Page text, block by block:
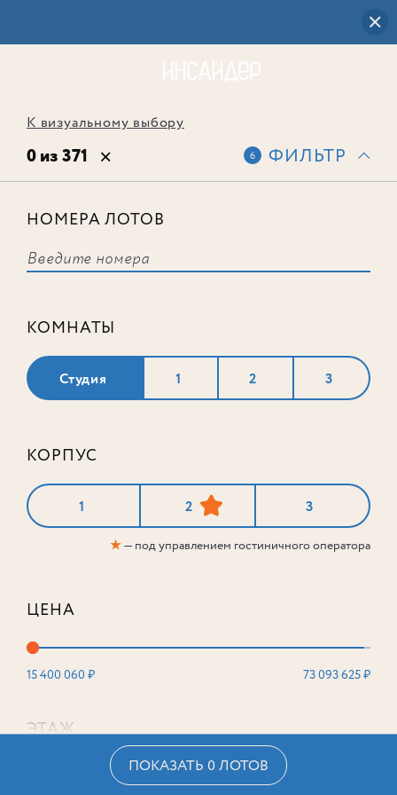
К визуальному выбору
0 из 371 6 ФИЛЬТР
НОМЕРА ЛОТОВ
КОМНАТЫ
Студия 1 2 3
КОРПУС
1 2 3
★— под управлением гостиничного оператора
ЦЕНА
15 400 060 ₽ 73 093 625 ₽
ЭТАЖ
ПОКАЗАТЬ 0 ЛОТОВ
соответствует ни одного лота